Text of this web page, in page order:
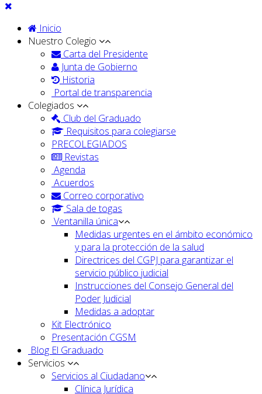
Inicio
Nuestro Colegio
Carta del Presidente
Junta de Gobierno
Historia
Portal de transparencia
Colegiados
Club del Graduado
Requisitos para colegiarse
PRECOLEGIADOS
Revistas
Agenda
Acuerdos
Correo corporativo
Sala de togas
Ventanilla única
Medidas urgentes en el ámbito económico
y para la protección de la salud
Directrices del CGPJ para garantizar el
servicio público judicial
Instrucciones del Consejo General del
Poder Judicial
Medidas a adoptar
Kit Electrónico
Presentación CGSM
Blog El Graduado
Servicios
Servicios al Ciudadano
Clínica Jurídica